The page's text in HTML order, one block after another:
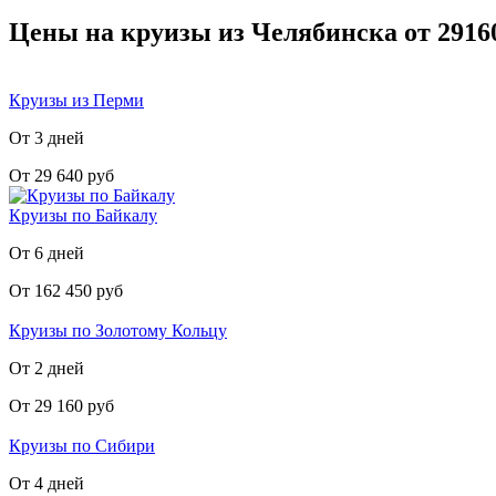
Цены на круизы из Челябинска от
Круизы из Перми
От 3 дней
От 29 640 руб
Круизы по Байкалу
От 6 дней
От 162 450 руб
Круизы по Золотому Кольцу
От 2 дней
От 29 160 руб
Круизы по Сибири
От 4 дней